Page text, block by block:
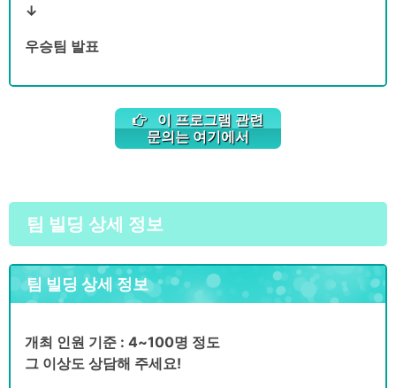
↓
우승팀 발표
이 프로그램 관련
문의는 여기에서
팀 빌딩 상세 정보
팀 빌딩 상세 정보
개최 인원 기준 : 4~100명 정도
그 이상도 상담해 주세요!